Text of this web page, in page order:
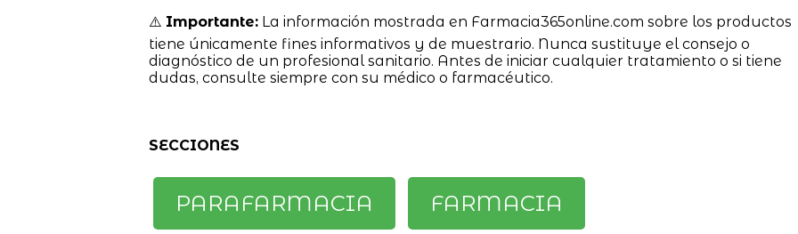
⚠️ Importante:La información mostrada en Farmacia365online.com sobre los productos
tiene únicamente fines informativos y de muestrario. Nunca sustituye el consejo o
diagnóstico de un profesional sanitario. Antes de iniciar cualquier tratamiento o si tiene
dudas, consulte siempre con su médico o farmacéutico.
SECCIONES
PARAFARMACIA FARMACIA